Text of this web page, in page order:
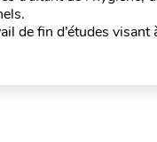
de fin d’études visant